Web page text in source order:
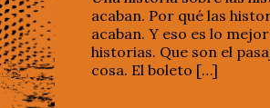
acaban. Por qué las
acaban. Y eso es lo
historias. Que son el
cosa. El boleto […]